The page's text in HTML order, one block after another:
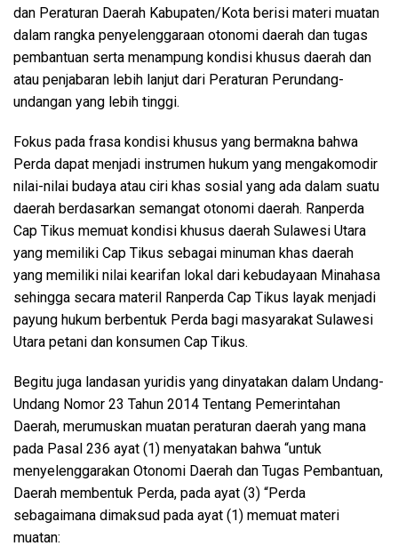
dan Peraturan Daerah Kabupaten/Kota berisi materi muatan
dalam rangka penyelenggaraan otonomi daerah dan tugas
pembantuan serta menampung kondisi khusus daerah dan
atau penjabaran lebih lanjut dari Peraturan Perundang-
undangan yang lebih tinggi.
Fokus pada frasa kondisi khusus yang bermakna bahwa
Perda dapat menjadi instrumen hukum yang mengakomodir
nilai-nilai budaya atau ciri khas sosial yang ada dalam suatu
daerah berdasarkan semangat otonomi daerah. Ranperda
Cap Tikus memuat kondisi khusus daerah Sulawesi Utara
yang memiliki Cap Tikus sebagai minuman khas daerah
yang memiliki nilai kearifan lokal dari kebudayaan Minahasa
sehingga secara materil Ranperda Cap Tikus layak menjadi
payung hukum berbentuk Perda bagi masyarakat Sulawesi
Utara petani dan konsumen Cap Tikus.
Begitu juga landasan yuridis yang dinyatakan dalam Undang-
Undang Nomor 23 Tahun 2014 Tentang Pemerintahan
Daerah, merumuskan muatan peraturan daerah yang mana
pada Pasal 236 ayat (1) menyatakan bahwa “untuk
menyelenggarakan Otonomi Daerah dan Tugas Pembantuan,
Daerah membentuk Perda, pada ayat (3) “Perda
sebagaimana dimaksud pada ayat (1) memuat materi
muatan: